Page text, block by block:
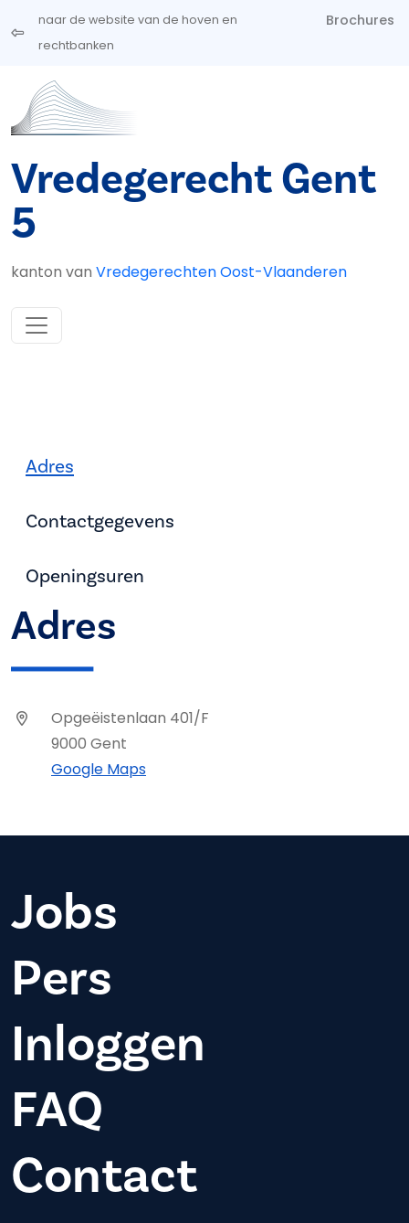
Overslaan en naar de inhoud gaan
naar de website van de hoven en
rechtbanken
Brochures
Vredegerecht Gent
5
kanton van Vredegerechten Oost-Vlaanderen
Adres
Contactgegevens
Openingsuren
Adres
Opgeëistenlaan 401/F
9000 Gent
Google Maps
Jobs
Pers
Inloggen
FAQ
Contact